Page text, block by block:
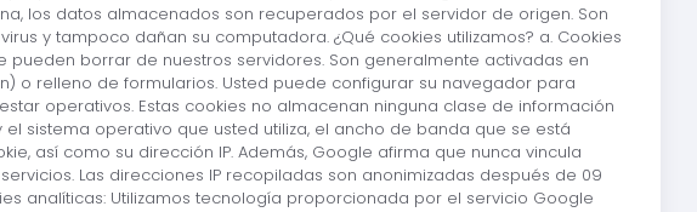
los datos almacenados son recuperados por el servidor de origen. Son
y tampoco dañan su computadora. ¿Qué cookies utilizamos? a. Cookies
borrar de nuestros servidores. Son generalmente activadas en
o relleno de formularios. Usted puede configurar su navegador para
operativos. Estas cookies no almacenan ninguna clase de información
sistema operativo que usted utiliza, el ancho de banda que se está
así como su dirección IP. Además, Google afirma que nunca vincula
Las direcciones IP recopiladas son anonimizadas después de 09
analíticas: Utilizamos tecnología proporcionada por el servicio Google